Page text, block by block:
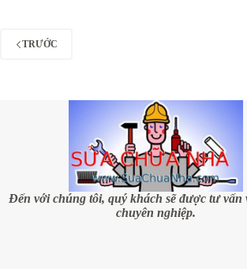
nhà,
TRƯỚC
Đến với chúng tôi, quý khách sẽ được tư vấn
chuyên nghiệp.